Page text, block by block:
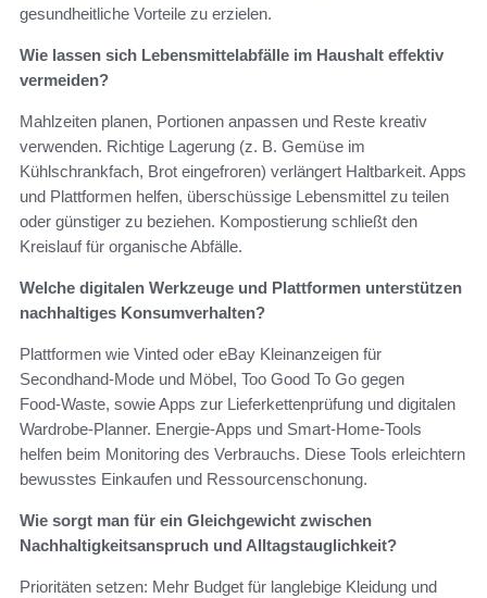
gesundheitliche Vorteile zu erzielen.
Wie lassen sich Lebensmittelabfälle im Haushalt effektiv
vermeiden?
Mahlzeiten planen, Portionen anpassen und Reste kreativ
verwenden. Richtige Lagerung (z. B. Gemüse im
Kühlschrankfach, Brot eingefroren) verlängert Haltbarkeit. Apps
und Plattformen helfen, überschüssige Lebensmittel zu teilen
oder günstiger zu beziehen. Kompostierung schließt den
Kreislauf für organische Abfälle.
Welche digitalen Werkzeuge und Plattformen unterstützen
nachhaltiges Konsumverhalten?
Plattformen wie Vinted oder eBay Kleinanzeigen für
Secondhand‑Mode und Möbel, Too Good To Go gegen
Food‑Waste, sowie Apps zur Lieferkettenprüfung und digitalen
Wardrobe‑Planner. Energie‑Apps und Smart‑Home‑Tools
helfen beim Monitoring des Verbrauchs. Diese Tools erleichtern
bewusstes Einkaufen und Ressourcenschonung.
Wie sorgt man für ein Gleichgewicht zwischen
Nachhaltigkeitsanspruch und Alltagstauglichkeit?
Prioritäten setzen: Mehr Budget für langlebige Kleidung und